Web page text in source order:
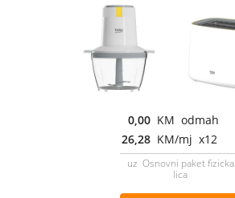
0,00 KM odmah
26,28 KM/mj x12
uz Osnovni paket fizicka
lica